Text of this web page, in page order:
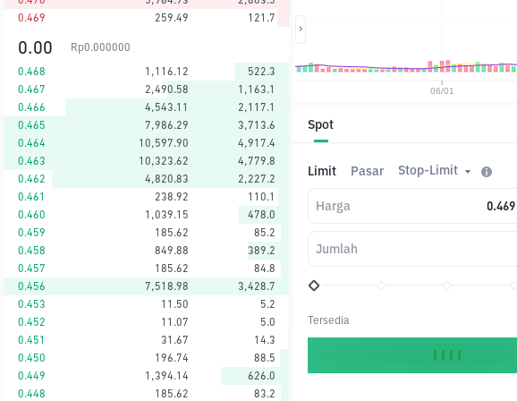
0.469
259.49 121.7
0.00 Rp0.000000
0.468
1,116.12
522.3
0.467
2,490.58
1,163.1
0.466
4,543.11
2,117.1
0.465
7,986.29
3,713.6
0.464
10,597.90
4,917.4
0.463
10,323.62
4,779.8
0.462
4,820.83
2,227.2
0.461
238.92
110.1
0.460
1,039.15
478.0
0.459
185.62
85.2
0.458
849.88
389.2
0.457
185.62
84.8
0.456
7,518.98
3,428.7
0.453
11.50
5.2
0.452
11.07
5.0
0.451
31.67
14.3
0.450
196.74
88.5
0.449
1,394.14
626.0
0.448
185.62 83.2
Spot
Limit Pasar Stop-Limit
Harga
Jumlah
Tersedia